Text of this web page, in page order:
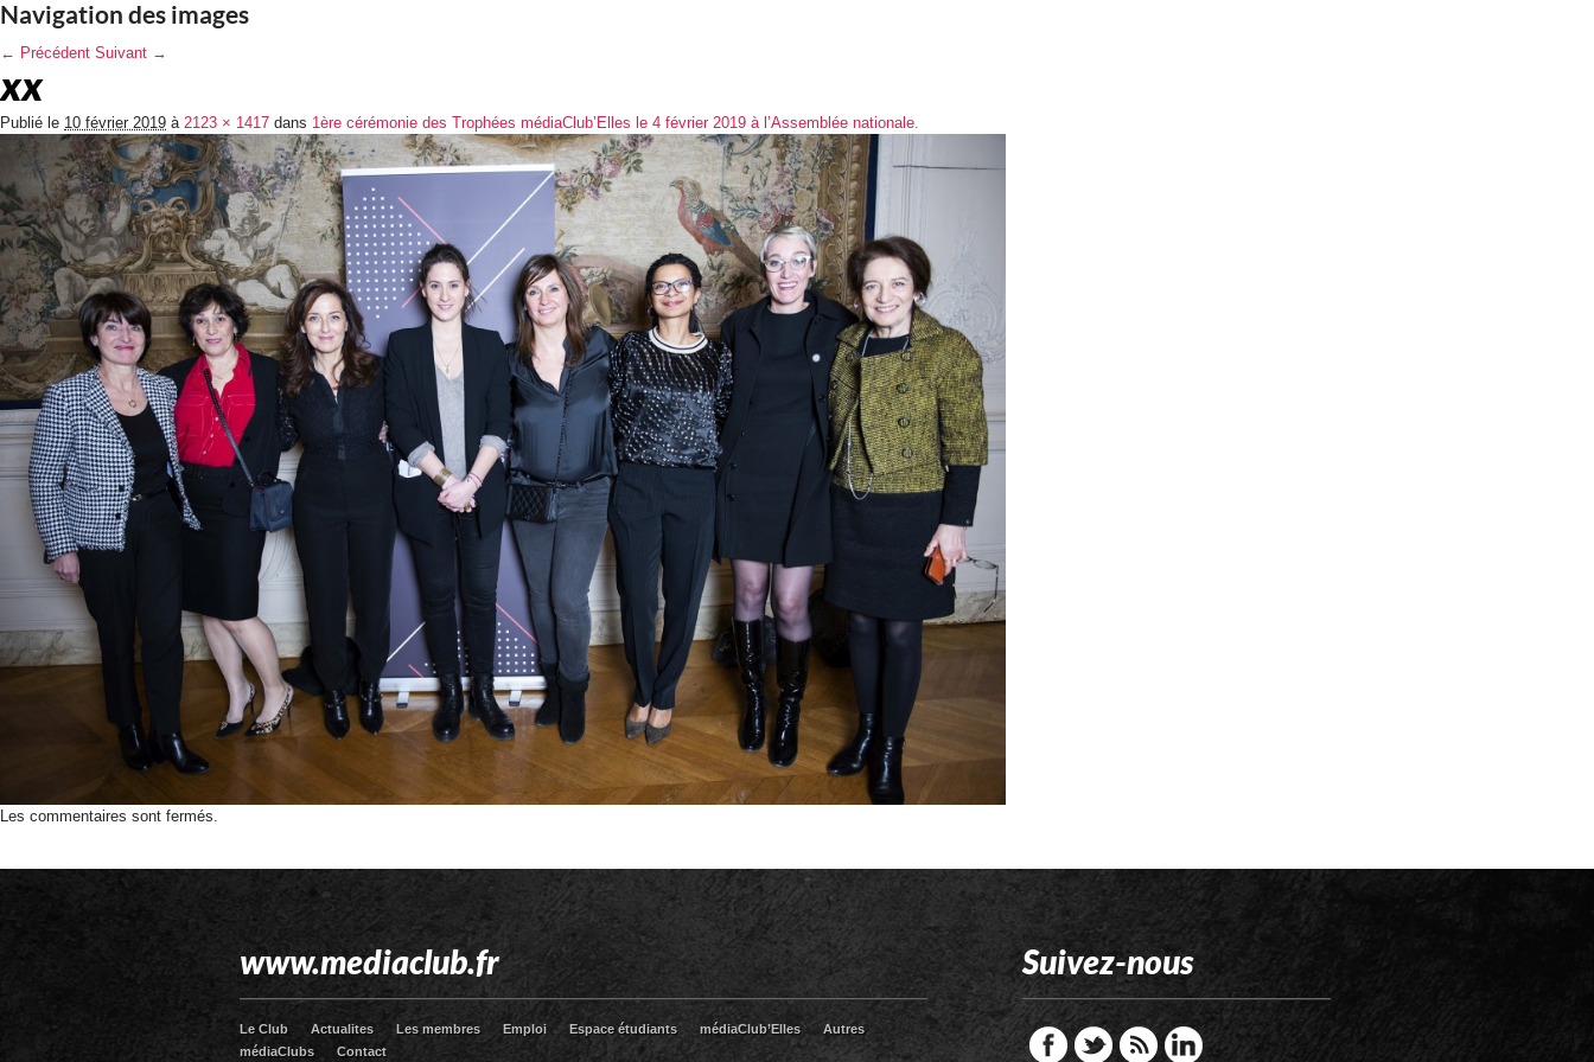
Navigation des images
← Précédent Suivant →
xx
Publié le 10 février 2019 à 2123 × 1417 dans 1ère cérémonie des Trophées médiaClub’Elles le 4 février 2019 à l’Assemblée nationale.
Les commentaires sont fermés.
www.mediaclub.fr
Le Club Actualites Les membres Emploi Espace étudiants médiaClub’Elles
Autres
médiaClubs
Contact
Suivez-nous
FacebookTwitter RSS LinkedIn